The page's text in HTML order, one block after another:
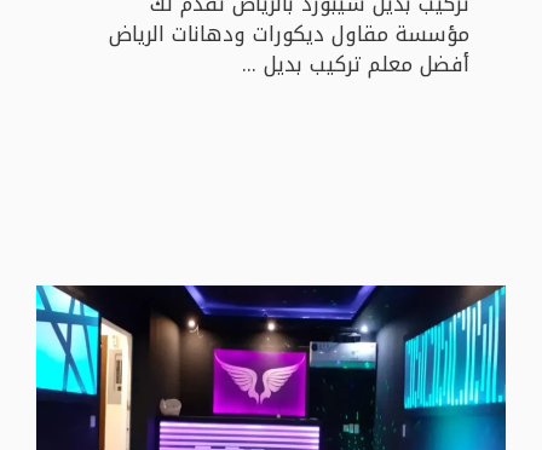
مؤسسة مقاول ديكورات ودهانات الرياض
أفضل معلم تركيب بديل ...